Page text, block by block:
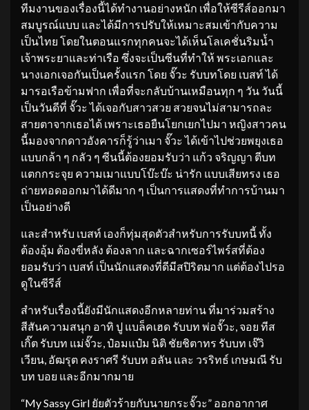
ทีมงานของเรื่องนี้ได้ทำงานอย่างหนัก เพื่อให้ซีรีส์ออกมา
สมบูรณ์แบบ และได้มีการปรับให้เหมาะสมเข้ากับความ
เป็นไทย โดยในตอนแรกทุกคนจะได้เห็นโลเคชั่นริมน้ำ
เจ้าพระยาและท่าเรือ ซึ่งจะเป็นซีนที่ทำให้ พระเอกและ
นางเอกเจอกันเป็นครั้งแรก โดย จั๊วะ รับบทโดย เบสท์ ได้
มารอเรือข้ามฟาก เพื่อที่จะกลับบ้านเหมือนทุก ๆ วัน วันนี้
เป็นวันดีที่ จั๊วะ ได้เจอกับสาวสวย สวยจนไม่สามารถละ
สายตาจากเธอได้ เพราะเธอยืนโยกเยกไปมา หญิงสาวคน
นี้มองจากดาวอังคารก็รู้ว่าเมา จั๊วะ ได้เข้าไปช่วยพยุงเธอ
แบบกล้า ๆ กลัว ๆ ซีนนี้ต้องยอมรับว่า แก้ว จริญญา ตีบท
แตกกระจุย ความเมาแบบโบ๊ะบ๊ะ น่ารัก แบบเสียทรง เธอ
ถ่ายทอดออกมาได้ดีมาก ๆ เป็นการแสดงที่ทำการบ้านมา
เป็นอย่างดี
และสำหรับ เบสท์ เองก็ทุ่มสุดตัวสำหรับการรับบทนี้ ทั้ง
ต้องอุ้ม ต้องขี่หลัง ต้องลาก และฉากเซอร์ไพร์สที่ต้อง
ยอมรับว่า เบสท์ เป็นนักแสดงที่ดีมีสปิริตมาก แต่ต้องไปรอ
ดูในซีรีส์
สำหรับเรื่องนี้ยังมีนักแสดงอีกหลายท่าน ที่มาร่วมสร้าง
สีสันความสนุก อาทิ ปู แบล็คเฮด รับบท พ่อจั๊วะ, จอย ทีส
เกิ๊ต รับบท แม่จั๊วะ, ป๋อมแป๋ม นิติ ชัยชิตาทร รับบท เจ๊วิ
เวียน, อัฒรุต คงราศรี รับบท อลัน และ วรริทธ์ เกษมณี รับ
บท บอย และอีกมากมาย
“My Sassy Girl ยัยตัวร้ายกับนายกระจั๊วะ” ออกอากาศ